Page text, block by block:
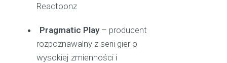
Reactoonz
Pragmatic Play– producent
rozpoznawalny z serii gier o
wysokiej zmienności i